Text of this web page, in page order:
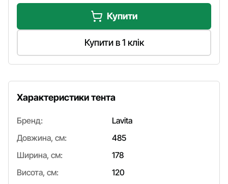
Купити
Купити в 1 клік
Характеристики тента
Бренд:
Lavita
Довжина, см:
485
Ширина, см:
178
Висота, см:
120